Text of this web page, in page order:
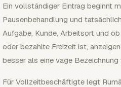
Ein vollständiger Eintrag beginnt
Pausenbehandlung und
Aufgabe, Kunde, Arbeitsort und
oder bezahlte Freizeit ist,
besser als eine vage Bezeichnung
Für Vollzeitbeschäftigte legt